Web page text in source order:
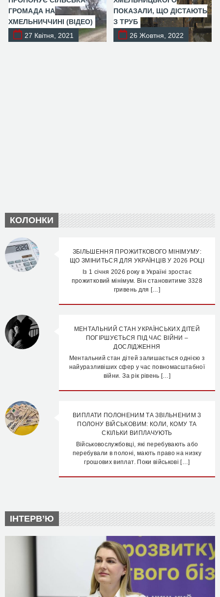
ГРОМАДА НА
ХМЕЛЬНИЧЧИНІ (ВІДЕО)
27 Квітня, 2021
ПОКАЗАЛИ, ЩО ДІСТАЮТЬ
З ТРУБ
26 Жовтня, 2022
КОЛОНКИ
ЗБІЛЬШЕННЯ ПРОЖИТКОВОГО МІНІМУМУ:
ЩО ЗМІНИТЬСЯ ДЛЯ УКРАЇНЦІВ У 2026 РОЦІ
Із 1 січня 2026 року в Україні зростає
прожитковий мінімум. Він становитиме 3328
гривень для […]
МЕНТАЛЬНИЙ СТАН УКРАЇНСЬКИХ ДІТЕЙ
ПОГІРШУЄТЬСЯ ПІД ЧАС ВІЙНИ –
ДОСЛІДЖЕННЯ
Ментальний стан дітей залишається однією з
найуразливіших сфер у час повномасштабної
війни. За рік рівень […]
ВИПЛАТИ ПОЛОНЕНИМ ТА ЗВІЛЬНЕНИМ З
ПОЛОНУ ВІЙСЬКОВИМ: КОЛИ, КОМУ ТА
СКІЛЬКИ ВИПЛАЧУЮТЬ
Військовослужбовці, які перебувають або
перебували в полоні, мають право на низку
грошових виплат. Поки військові […]
ІНТЕРВ’Ю